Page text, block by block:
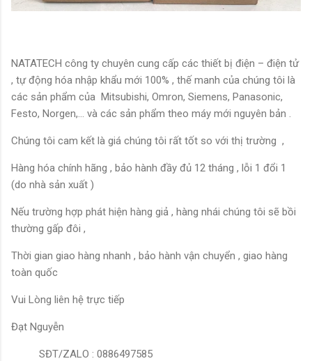
NATATECH công ty chuyên cung cấp các thiết bị điện – điện tử
, tự động hóa nhập khẩu mới 100% , thế manh của chúng tôi là
các sản phẩm của Mitsubishi, Omron, Siemens, Panasonic,
Festo, Norgen,… và các sản phẩm theo máy mới nguyên bản .
Chúng tôi cam kết là giá chúng tôi rất tốt so với thị trường ,
Hàng hóa chính hãng , bảo hành đầy đủ 12 tháng , lỗi 1 đổi 1
(do nhà sản xuất )
Nếu trường hợp phát hiện hàng giả , hàng nhái chúng tôi sẽ bồi
thường gấp đôi ,
Thời gian giao hàng nhanh , bảo hành vận chuyển , giao hàng
toàn quốc
Vui Lòng liên hệ trực tiếp
Đạt Nguyễn
SĐT/ZALO : 0886497585